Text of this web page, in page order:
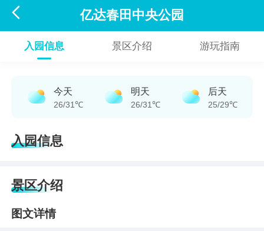
 亿达春田中央公园
入园信息 景区介绍 游玩指南
今天
26/31℃
明天
26/31℃
后天
25/29℃
入园信息
景区介绍
图文详情